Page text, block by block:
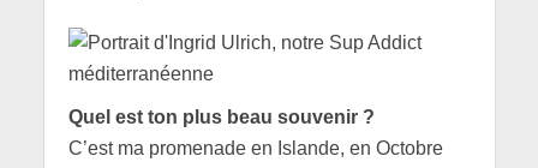
Quel est ton plus beau souvenir ?
C’est ma promenade en Islande, en Octobre